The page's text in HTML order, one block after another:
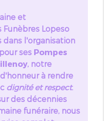
et
Lopeso
dans l'organisation
ses Pompes
, notre
à rendre
dignité et respect.
des décennies
funéraire, nous